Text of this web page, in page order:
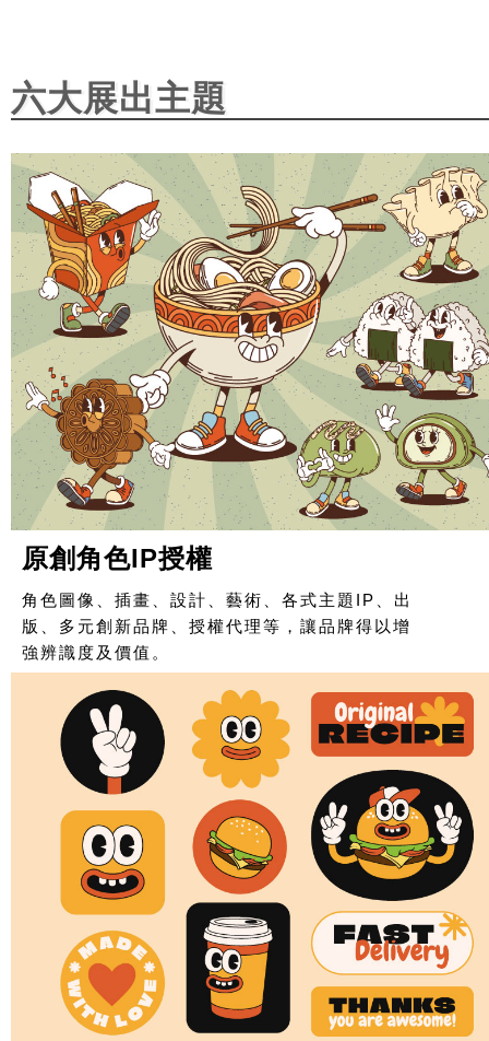
六大展出主題
原創角色IP授權
角色圖像、插畫、設計、藝術、各式主題IP、出
版、多元創新品牌、授權代理等，讓品牌得以增
強辨識度及價值。